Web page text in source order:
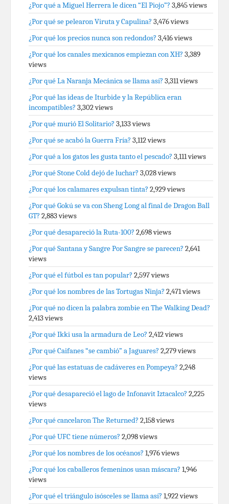
¿Por qué a Miguel Herrera le dicen “El Piojo”? 3,845 views
¿Por qué se pelearon Viruta y Capulina? 3,476 views
¿Por qué los precios nunca son redondos? 3,416 views
¿Por qué los canales mexicanos empiezan con XH? 3,389
views
¿Por qué La Naranja Mecánica se llama así? 3,311 views
¿Por qué las ideas de Iturbide y la República eran
incompatibles? 3,302 views
¿Por qué murió El Solitario? 3,133 views
¿Por qué se acabó la Guerra Fría? 3,112 views
¿Por qué a los gatos les gusta tanto el pescado? 3,111 views
¿Por qué Stone Cold dejó de luchar? 3,028 views
¿Por qué los calamares expulsan tinta? 2,929 views
¿Por qué Gokú se va con Sheng Long al final de Dragon Ball
GT? 2,883 views
¿Por qué desapareció la Ruta-100? 2,698 views
¿Por qué Santana y Sangre Por Sangre se parecen? 2,641
views
¿Por qué el fútbol es tan popular? 2,597 views
¿Por qué los nombres de las Tortugas Ninja? 2,471 views
¿Por qué no dicen la palabra zombie en The Walking Dead?
2,413 views
¿Por qué Ikki usa la armadura de Leo? 2,412 views
¿Por qué Caifanes “se cambió” a Jaguares? 2,279 views
¿Por qué las estatuas de cadáveres en Pompeya? 2,248
views
¿Por qué desapareció el lago de Infonavit Iztacalco? 2,225
views
¿Por qué cancelaron The Returned? 2,158 views
¿Por qué UFC tiene números? 2,098 views
¿Por qué los nombres de los océanos? 1,976 views
¿Por qué los caballeros femeninos usan máscara? 1,946
views
¿Por qué el triángulo isósceles se llama así? 1,922 views